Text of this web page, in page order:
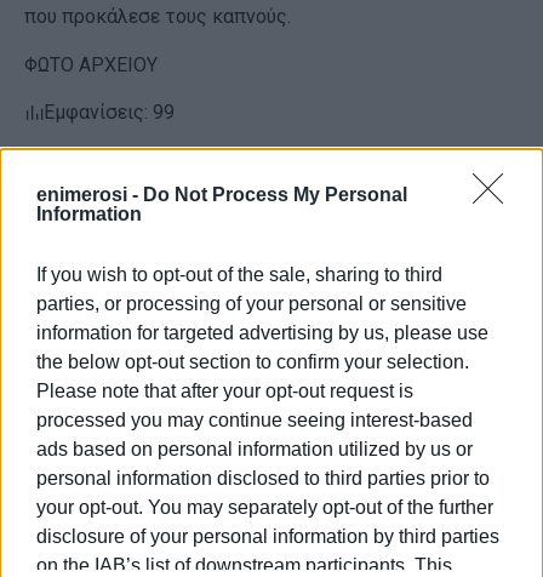
enimerosi - Do Not Process My Personal
Information
If you wish to opt-out of the sale, sharing to third
parties, or processing of your personal or sensitive
information for targeted advertising by us, please use
the below opt-out section to confirm your selection.
Please note that after your opt-out request is
processed you may continue seeing interest-based
ads based on personal information utilized by us or
personal information disclosed to third parties prior to
your opt-out. You may separately opt-out of the further
disclosure of your personal information by third parties
on the IAB’s list of downstream participants. This
που προκάλεσε τους καπνούς.
ΦΩΤΟ ΑΡΧΕΙΟΥ
Εμφανίσεις: 99
ΒΑΣΙΛΗΣ ΠΑΝΤΑΖΟΠΟΥΛΟΣ
Ο Βασίλης Πανταζόπουλος είναι απόφοιτος του
τμήματος Μεσογειακών Σπουδών του
Πανεπιστημίου Αιγαίου (Ρόδος), με ειδίκευση
στις Διεθνείς Σχέσεις. Επιπλέον, είναι κάτοχος
Μεταπτυχιακού Τίτλου από το Πανεπιστήμιο του
Readingστις Στρατηγικές Σπουδές.